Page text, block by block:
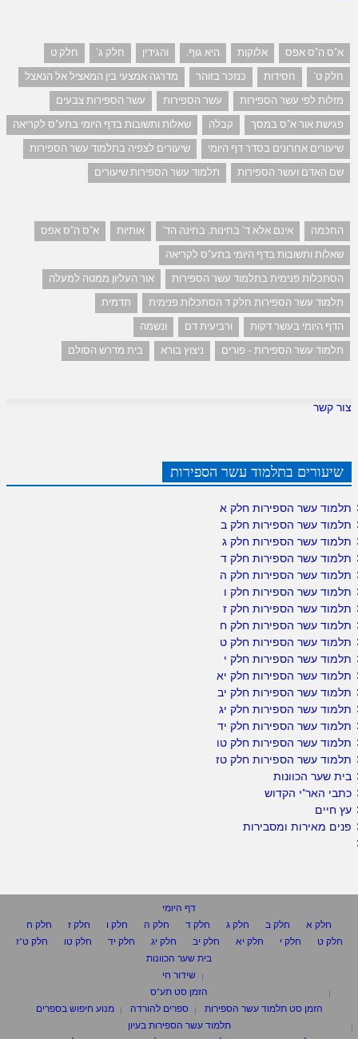
א"ס ה"ס אפס אלוקות היא גוף. והגידין חלק ג'
חלק ט
חלק ט'
חסידות כנזכר בזוהר
מדרגה אמצעי בין המאציל אל הנאצל
מזלות לפי עשר הספירות
עשר הספירות
עשר הספירות צבעים
פגישת אור א"ס במסך
קבלה
שאלות ותשובות בדף היומי בתע"ס לקריאה
שיעורים אחרונים בסדר דף היומי
שיעורים לצפיה בתלמוד עשר הספירות
שם האדם ועשר הספירות
תלמוד עשר הספירות שיעורים
החכמה אינם אלא ד' בחינות. בחינה הד' אותיות
א"ס ה"ס אפס
שאלות ותשובות בדף היומי בתע"ס לקריאה
הסתכלות פנימית בתלמוד עשר הספירות
אור העליון ממטה למעלה
תלמוד עשר הספירות חלק ד הסתכלות פנימית
תדמית
הדף היומי בעשר דקות
ורביעית דם
ונשמה
תלמוד עשר הספירות - פורים
ניצוץ בורא בית מדרש הסולם
צור קשר
שיעורים בתלמוד עשר הספירות
תלמוד עשר הספירות חלק א
תלמוד עשר הספירות חלק ב
תלמוד עשר הספירות חלק ג
תלמוד עשר הספירות חלק ד
תלמוד עשר הספירות חלק ה
תלמוד עשר הספירות חלק ו
תלמוד עשר הספירות חלק ז
תלמוד עשר הספירות חלק ח
תלמוד עשר הספירות חלק ט
תלמוד עשר הספירות חלק י
תלמוד עשר הספירות חלק יא
תלמוד עשר הספירות חלק יב
תלמוד עשר הספירות חלק יג
תלמוד עשר הספירות חלק יד
תלמוד עשר הספירות חלק טו
תלמוד עשר הספירות חלק טז
בית שער הכוונות
כתבי האר"י הקדוש
עץ חיים
פנים מאירות ומסבירות
דף היומי
חלק א
חלק ב חלק ג חלק ד חלק ה חלק ו חלק ז
חלק ח
חלק ט
חלק י חלק יא חלק יב חלק יג חלק יד חלק טו
חלק ט"ז
בית שער הכוונות
שידור חי
הזמן סט תע"ס
הזמן סט תלמוד עשר הספירות
ספרים להורדה
מנוע חיפוש בספרים
תלמוד עשר הספירות בעיון